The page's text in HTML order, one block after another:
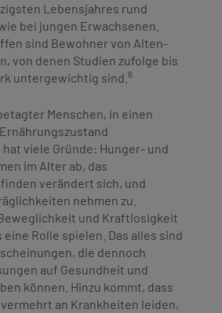
Lebensjahres rund
bei jungen Erwachsenen.
sind Bewohner von Alten-
von denen Studien zufolge bis
untergewichtig sind. 6
Menschen, in einen
viele Gründe: Hunger- und
im Alter ab, das
verändert sich, und
nehmen zu.
und Kraftlosigkeit
Rolle spielen. Das alles sind
die dennoch
auf Gesundheit und
können. Hinzu kommt, dass
an Krankheiten leiden,